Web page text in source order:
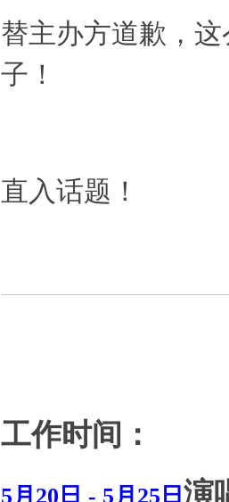
替主办方道歉，
子！
直入话题！
工作时间：
5月20日 - 5月25日 演